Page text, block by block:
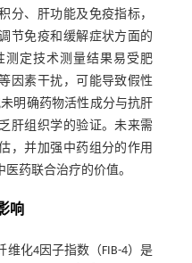
分、肝功能及免疫指标，
节免疫和缓解症状方面的
定技术测量结果易受肥
因素干扰，可能导致假性
明确药物活性成分与抗肝
肝组织学的验证。未来需
，并加强中药组分的作用
药联合治疗的价值。
响
维化4因子指数（FIB-4）是